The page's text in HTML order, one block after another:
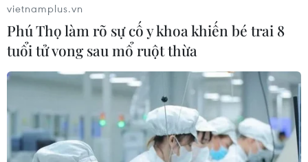
vietnamplus.vn
Phú Thọ làm rõ sự cố y khoa khiến bé trai 8
tuổi tử vong sau mổ ruột thừa